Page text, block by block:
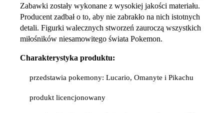
Zabawki zostały wykonane z wysokiej jakości materiału.
Producent zadbał o to, aby nie zabrakło na nich istotnych
detali. Figurki walecznych stworzeń zauroczą wszystkich
miłośników niesamowitego świata Pokemon.
Charakterystyka produktu:
przedstawia pokemony: Lucario, Omanyte i Pikachu
produkt licencjonowany